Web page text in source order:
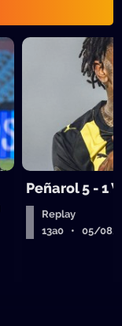
Peñarol 5 - 1
Replay
13a0 • 05/08/